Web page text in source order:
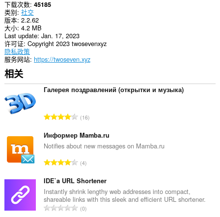
数
据。
This
extension
can
clear
recent
browsing
history,
cookies,
passwords
and
related
This
extension
can
create
display
them
下载次数 45185
类别 社交
版本 2.2.62
大小 4.2 MB
Last update Jan. 17, 2023
许可证 Copyright 2023 twosevenxyz
隐私政策
服务网站 https://twoseven.xyz
相关
Галерея поздравлений (открытки и музыка)
总
分
次
：
16
Информер Mamba.ru
Notifies about new messages on Mamba.ru
总
分
次
数
：
4
IDE`a URL Shortener
Instantly shrink lengthy web addresses into compact,
shareable links with this sleek and efficient URL shortener.
总
0